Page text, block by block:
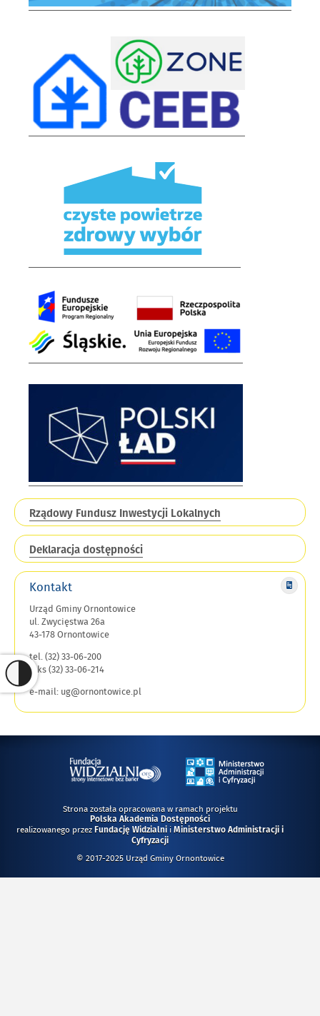
Rządowy Fundusz Inwestycji Lokalnych
Deklaracja dostępności
Kontakt
Urząd Gminy Ornontowice
ul. Zwycięstwa 26a
43-178 Ornontowice
tel. (32) 33-06-200
faks (32) 33-06-214
e-mail: ug@ornontowice.pl
Strona została opracowana w ramach projektu
Polska Akademia Dostępności
realizowanego przezFundację Widzialni iMinisterstwo Administracji i
Cyfryzacji
© 2017-2025 Urząd Gminy Ornontowice